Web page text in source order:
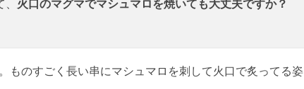
火口のマグマでマシュマロを焼いても大丈夫ですか？
ものすごく長い串にマシュマロを刺して火口で炙ってる姿